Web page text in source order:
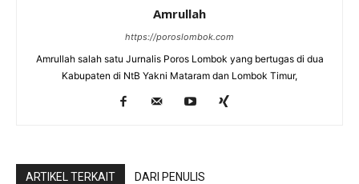
Amrullah
https://poroslombok.com
Amrullah salah satu Jurnalis Poros Lombok yang bertugas di dua
Kabupaten di NtB Yakni Mataram dan Lombok Timur,
ARTIKEL TERKAIT DARI PENULIS